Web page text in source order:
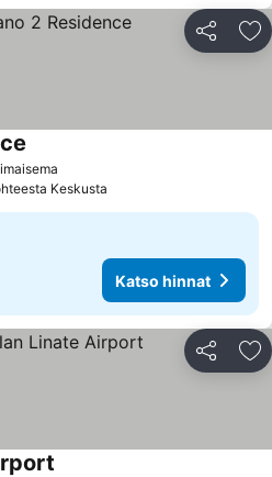
Jaa
Keskusta
Katso hinnat
Jaa